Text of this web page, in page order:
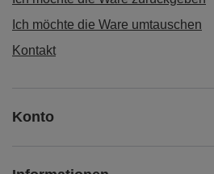
Ich möchte die Ware umtauschen
Kontakt
Konto